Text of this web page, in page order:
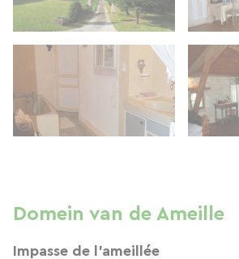
Domein van de Ameille
Impasse de l'ameillée